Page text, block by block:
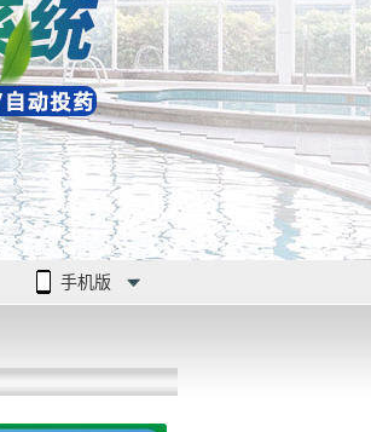
手机版